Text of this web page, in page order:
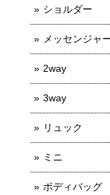
ショルダー
メッセンジャ
2way
3way
リュック
ミニ
ボディバッグ